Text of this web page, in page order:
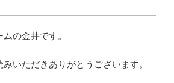
の金井です。
いただきありがとうございます。